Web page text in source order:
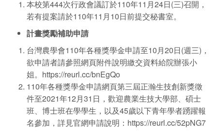
本校第444次行政會議訂於110年11月24日(三)召開，
若有提案請於110年11月10日前提交秘書室。
計畫獎勵補助申請
台灣農學會110年各種獎學金申請至10月20日(週三)，
欲申請者請參照網頁附件說明繳交資料給院辦張小
姐。 https://reurl.cc/bnEgQo
110年各種獎學金申請網頁第三屆正瀚生技創新獎徵
件至2021年12月31日，歡迎農業生技大學部、碩士
班、博士班在學學生，以及45歲以下青年學者踴躍報
名參加，詳見官網申請說明： https://reurl.cc/52pNG7